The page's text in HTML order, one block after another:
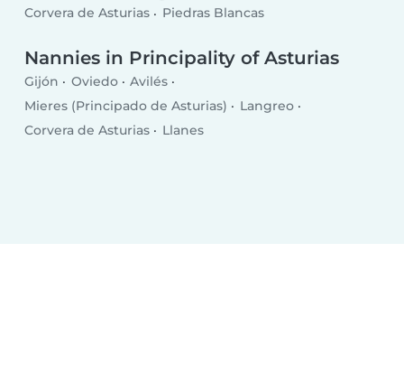
Corvera de Asturias Piedras Blancas
Nannies in Principality of Asturias
Gijón Oviedo
Avilés
Mieres (Principado de Asturias)
Langreo
Corvera de Asturias
Llanes